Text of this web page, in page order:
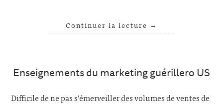
Continuer la lecture →
Enseignements du marketing guérillero US
Difficile de ne pas s’émerveiller des volumes de ventes de